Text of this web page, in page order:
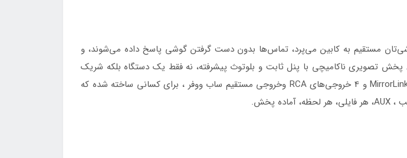
مستقیم به کابین می‌پرد، تماس‌ها بدون دست گرفتن گوشی پاسخ داده می‌شوند، و
پخش تصویری ناکامیچی با پنل ثابت و بلوتوث پیشرفته، نه فقط یک دستگاه بلکه شریک
رانندگی است. این مدل با صفحه لمسی بزرگ 6.95 اینچ ، ورودی تصویر ، پشتیبانی MirrorLink و 4 خروجی‌های RCA وخروجی مستقیم ساب ووفر ، برای کسانی ساخته شده که